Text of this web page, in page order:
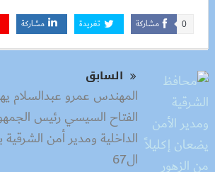
مشاركة 0 تغريدة مشاركة
السابق
المهندس عمرو عبدالسلام
الفتاح السيسي رئيس
الداخلية ومدير أمن
ال67